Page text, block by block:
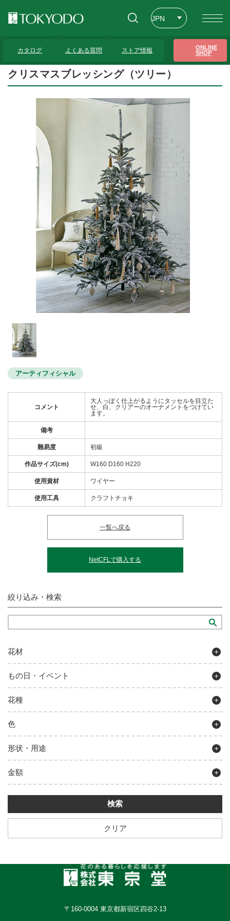
JPN
カタログ よくある質問 ストア情報
ONLINE
SHOP
クリスマスブレッシング（ツリ
クリスマスブレッシング（ツリー）
アーティフィシャル
コメント
大人っぽく仕上がるようにタッセルを目立た
せ、白、クリアーのオーナメントをつけてい
ます。
備考
難易度 初級
作品サイズ(cm) W160 D160 H220
使用資材 ワイヤー
使用工具 クラフトチョキ
一覧へ戻る
NetCFLで購入する
絞り込み・検索
花材
もの日・イベント
花種
色
形状・用途
金額
クリア
〒160-0004 東京都新宿区四谷2-13